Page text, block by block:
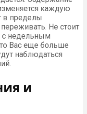
каждую
в пределы
Не стоит
с недельным
Вас еще больше
наблюдаться
и